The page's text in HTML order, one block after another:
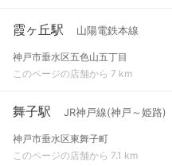
霞ヶ丘駅 山陽電鉄本線
神戸市垂水区五色山五丁目
このページの店舗から 7 km
舞子駅 JR神戸線(神戸～姫路)
神戸市垂水区東舞子町
このページの店舗から 7.1 km